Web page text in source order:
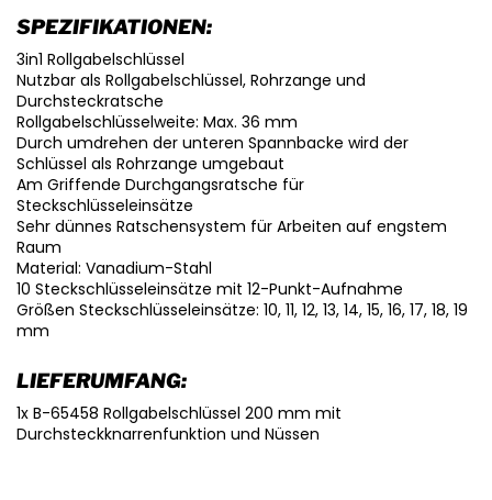
SPEZIFIKATIONEN:
3in1 Rollgabelschlüssel
Nutzbar als Rollgabelschlüssel, Rohrzange und
Durchsteckratsche
Rollgabelschlüsselweite: Max. 36 mm
Durch umdrehen der unteren Spannbacke wird der
Schlüssel als Rohrzange umgebaut
Am Griffende Durchgangsratsche für
Steckschlüsseleinsätze
Sehr dünnes Ratschensystem für Arbeiten auf engstem
Raum
Material: Vanadium-Stahl
10 Steckschlüsseleinsätze mit 12-Punkt-Aufnahme
Größen Steckschlüsseleinsätze: 10, 11, 12, 13, 14, 15, 16, 17, 18, 19
mm
LIEFERUMFANG:
1x B-65458 Rollgabelschlüssel 200 mm mit
Durchsteckknarrenfunktion und Nüssen